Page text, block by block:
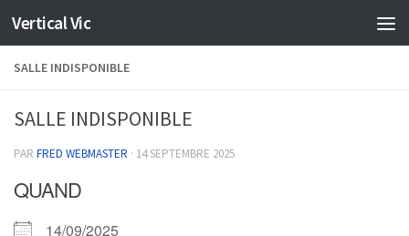
Skip to content
Vertical Vic
SALLE INDISPONIBLE
SALLE INDISPONIBLE
PAR FRED WEBMASTER · 14 SEPTEMBRE 2025
QUAND
14/09/2025